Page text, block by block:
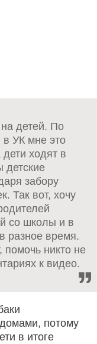
детей. По
в УК мне это
ходят в
забору
Так вот, хочу
со школы и в
разное время.
помочь никто не
к видео.
потому
в итоге